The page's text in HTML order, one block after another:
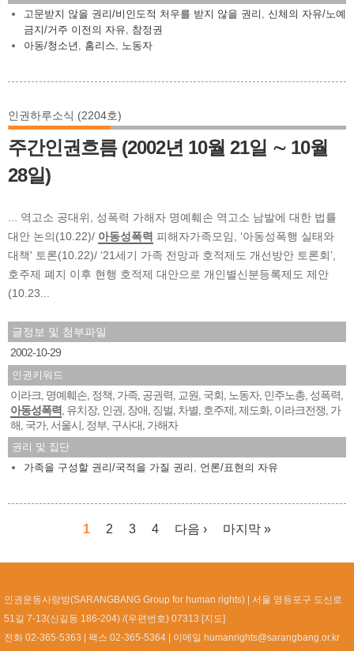
고문받지 않을 권리/비인도적 처우를 받지 않을 권리
신체의 자유/노예
금지/거주 이전의 자유
참정권
아동/청소년
홈리스 노동자
인권하루소식 (2204호)
주간인권흐름 (2002년 10월 21일 ∼ 10월
28일)
... 역고소 공대위, 성폭력 가해자 명예훼손 역고소 남발에 대한 법률
대안 논의(10.22)/ 아동성폭력 피해자가족모임, ‘아동성폭행 실태와
대책' 토론(10.22)/ ‘21세기 가족 전망과 호적제도 개선방안 토론회’,
호주제 폐지 이후 현행 호적제 대안으로 개인별신분등록제도 제안
(10.23...
글정보 및 첨부파일
2002-10-29
인권키워드
이라크 명예훼손 정책 가족 공권력 교원 국회 노동자, 민주노총 성폭력
아동성폭력 유치장, 인권 장애 징벌 차별 호주제 제도화, 이라크전쟁 가
해 국가, 서울시 정부 구사대 가해자
권리 및 집단
가족을 구성할 권리/국적을 가질 권리
언론/표현의 자유
페이지
1 2 3 4 다음 › 마지막 »
인권운동사랑방(SARANGBANG Group for human rights)
서울 영등포구 도신로
51길 7-13(신길동 186-204) /(우편번호) 07313 [지도]
전화 02-365-5363
팩스 02-365-5364 이메일 humanrights@sarangbang.or.kr